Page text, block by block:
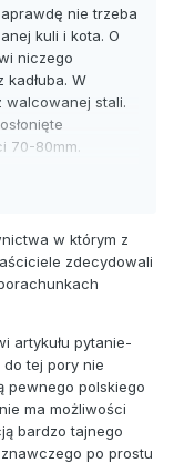
nie trzeba
kuli i kota. O
niczego
W
walcowanej stali.
70-80mm.
w którym z
zdecydowali
artykułu pytanie-
tej pory nie
pewnego polskiego
ma możliwości
bardzo tajnego
po prostu